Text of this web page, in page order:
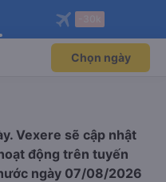
độc
Mở app
bay qua
Mở app
Chọn ngày
Vexere sẽ cập nhật
động trên tuyến
ngày 07/08/2026